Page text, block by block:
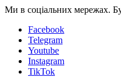
Ми в соціальних мережах.
Facebook
Telegram
Youtube
Instagram
TikTok